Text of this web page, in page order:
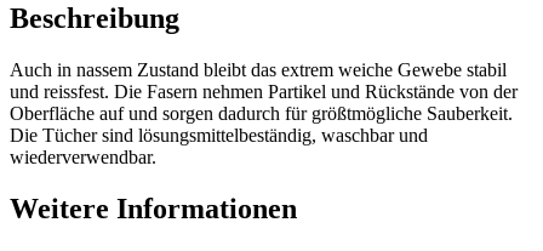
Beschreibung
Auch in nassem Zustand bleibt das extrem weiche Gewebe stabil
und reissfest. Die Fasern nehmen Partikel und Rückstände von der
Oberfläche auf und sorgen dadurch für größtmögliche Sauberkeit.
Die Tücher sind lösungsmittelbeständig, waschbar und
wiederverwendbar.
Weitere Informationen